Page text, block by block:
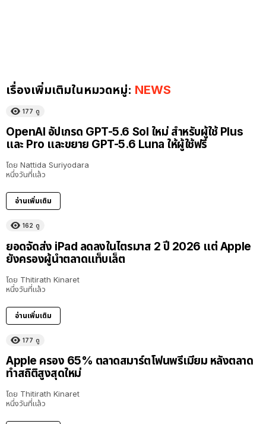
เรื่องเพิ่มเติมในหมวดหมู่: NEWS
177 ดู
OpenAI อัปเกรด GPT-5.6 Sol ใหม่ สำหรับผู้ใช้ Plus
และ Pro และขยาย GPT-5.6 Luna ให้ผู้ใช้ฟรี
โดย Nattida Suriyodara
หนึ่งวันที่แล้ว
อ่านเพิ่มเติม
162 ดู
ยอดจัดส่ง iPad ลดลงในไตรมาส 2 ปี 2026 แต่ Apple
ยังครองผู้นำตลาดแท็บเล็ต
โดย Thitirath Kinaret
หนึ่งวันที่แล้ว
อ่านเพิ่มเติม
177 ดู
Apple ครอง 65% ตลาดสมาร์ตโฟนพรีเมียม หลังตลาด
ทำสถิติสูงสุดใหม่
โดย Thitirath Kinaret
หนึ่งวันที่แล้ว